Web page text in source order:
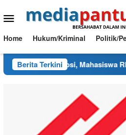
ke
Menu
Mobile
Home Hukum/Kriminal Politik/
Berita Terkini
Sekadar Skripsi, Mahasiswa RPL